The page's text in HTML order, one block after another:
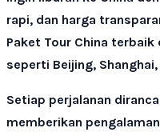
rapi, dan harga
Paket Tour China
seperti Beijing,
Setiap perjalanan
memberikan